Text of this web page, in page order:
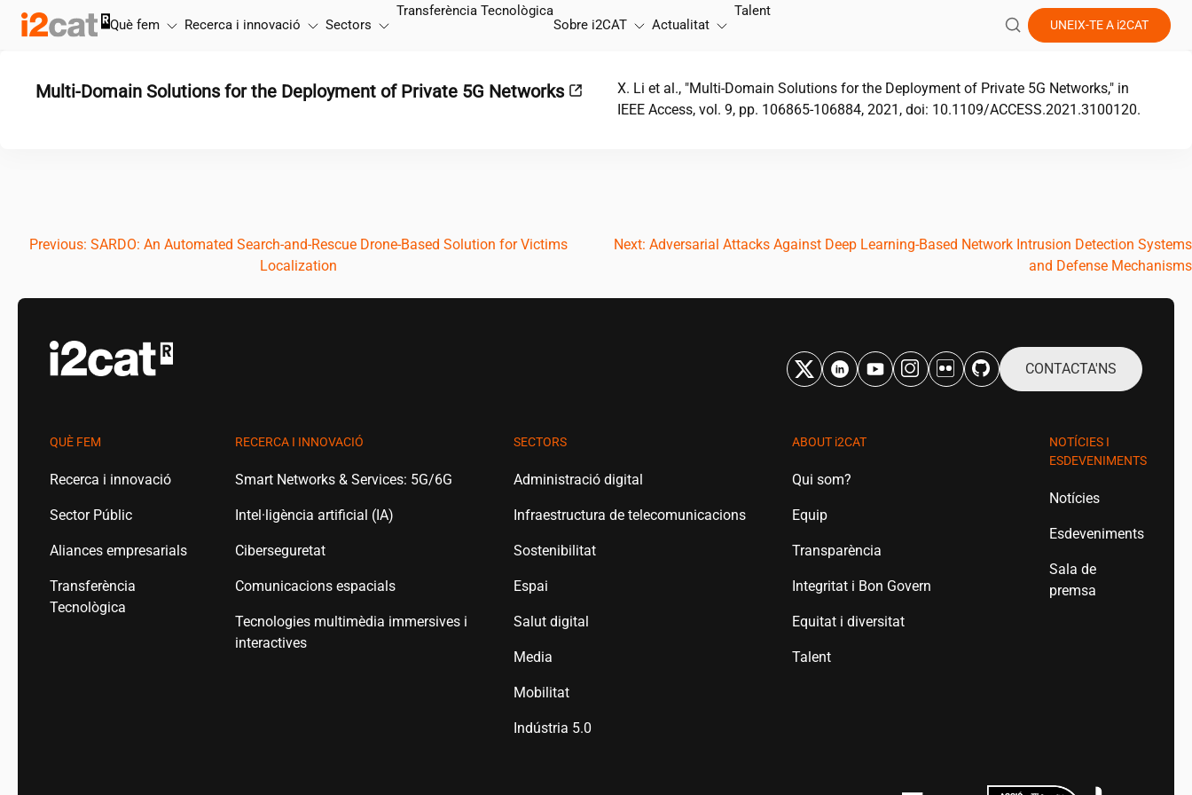
Salta
Què fem Recerca i innovació Sectors
Transferència Tecnològica
Sobre i2CAT Actualitat
Talent
UNEIX-TE A i2CAT
Multi-Domain Solutions for the Deployment of Private 5G Networks
X. Li et al., "Multi-Domain Solutions for the Deployment of Private 5G Networks," in
IEEE Access, vol. 9, pp. 106865-106884, 2021, doi: 10.1109/ACCESS.2021.3100120.
Navegació
d'entrades
Previous: SARDO: An Automated Search-and-Rescue Drone-Based Solution for Victims
Localization
Next: Adversarial Attacks Against Deep Learning-Based Network Intrusion Detection Systems
and Defense Mechanisms
CONTACTA'NS
QUÈ FEM
Recerca i innovació
Sector Públic
Aliances empresarials
Transferència
Tecnològica
RECERCA I INNOVACIÓ
Smart Networks & Services: 5G/6G
Intel·ligència artificial (IA)
Ciberseguretat
Comunicacions espacials
Tecnologies multimèdia immersives i
interactives
SECTORS
Administració digital
Infraestructura de telecomunicacions
Sostenibilitat
Espai
Salut digital
Media
Mobilitat
Indústria 5.0
ABOUT i2CAT
Qui som?
Equip
Transparència
Integritat i Bon Govern
Equitat i diversitat
Talent
NOTÍCIES I
ESDEVENIMENTS
Notícies
Esdeveniments
Sala de
premsa